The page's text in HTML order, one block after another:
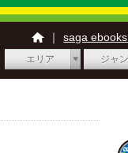
｜ saga
エリア ジャ